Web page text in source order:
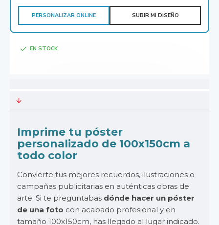
EN STOCK
PERSONALIZAR ONLINE SUBIR MI DISEÑO
Imprime tu póster
personalizado de 100x150cm a
todo color
Convierte tus mejores recuerdos, ilustraciones o
campañas publicitarias en auténticas obras de
arte. Si te preguntabas dónde hacer un póster
de una foto con acabado profesional y en
tamaño 100x150cm, has llegado al lugar indicado.